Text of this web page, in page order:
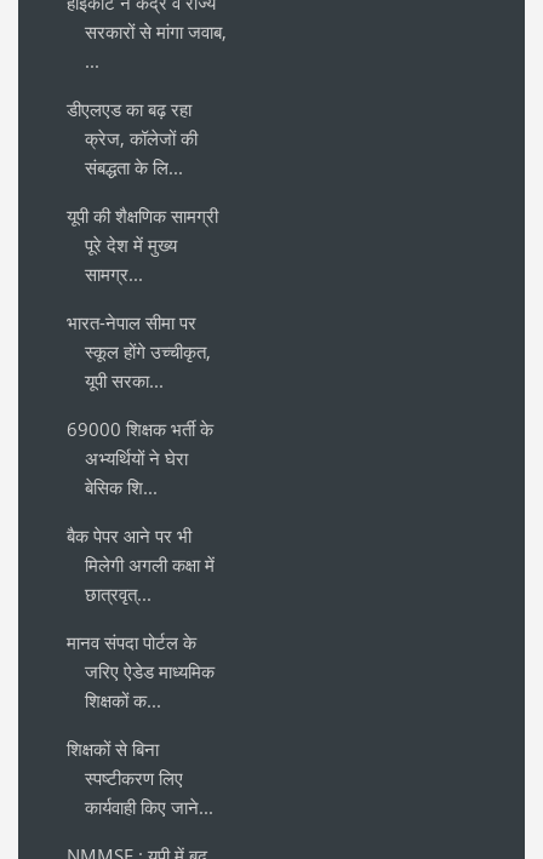
सरकारों से मांगा जवाब,
...
डीएलएड का बढ़ रहा
क्रेज, कॉलेजों की
संबद्धता के लि...
यूपी की शैक्षणिक सामग्री
पूरे देश में मुख्य
सामग्र...
भारत-नेपाल सीमा पर
स्कूल होंगे उच्चीकृत,
यूपी सरका...
69000 शिक्षक भर्ती के
अभ्यर्थियों ने घेरा
बेसिक शि...
बैक पेपर आने पर भी
मिलेगी अगली कक्षा में
छात्रवृत्...
मानव संपदा पोर्टल के
जरिए ऐडेड माध्यमिक
शिक्षकों क...
शिक्षकों से बिना
स्पष्टीकरण लिए
कार्यवाही किए जाने...